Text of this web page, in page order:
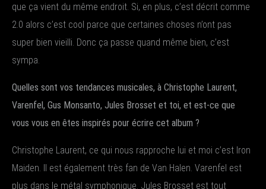
que ça vient du même endroit. Si, en plus, c’est décrit comme
2.0 alors c’est cool parce que certaines choses n’ont pas
super bien vieilli. Donc ça passe quand même bien, c’est
sympa.
Quelles sont vos tendances musicales, à Christophe Laurent,
Varenfel, Gus Monsanto, Jules Brosset et toi, et est-ce que
vous vous en êtes inspirés pour écrire cet album ?
Christophe Laurent, ce qui nous rapproche lui et moi c’est Iron
Maiden. Il est également très fan de Van Halen. Varenfel est
plus dans le métal symphonique. Jules Brosset est tout